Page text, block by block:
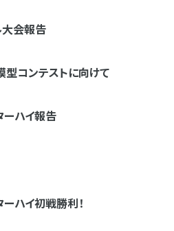
大会報告
型コンテストに向けて
ーハイ報告
ハイ初戦勝利！